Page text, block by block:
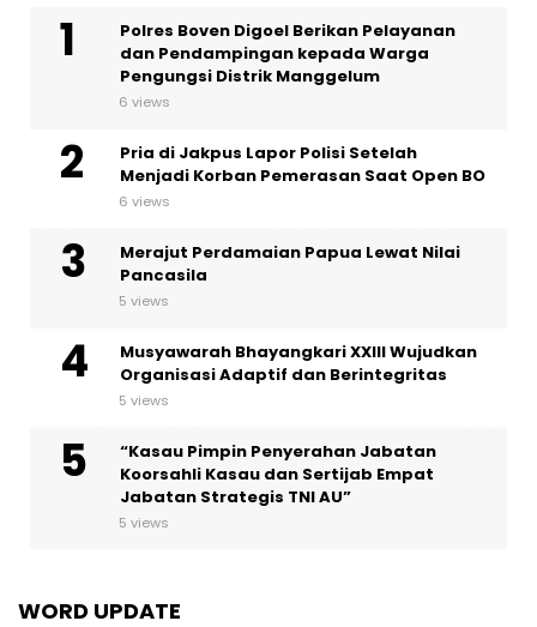
Polres Boven Digoel Berikan Pelayanan
dan Pendampingan kepada Warga
Pengungsi Distrik Manggelum
6 views
Pria di Jakpus Lapor Polisi Setelah
Menjadi Korban Pemerasan Saat Open BO
6 views
Merajut Perdamaian Papua Lewat Nilai
Pancasila
5 views
Musyawarah Bhayangkari XXIII Wujudkan
Organisasi Adaptif dan Berintegritas
5 views
“Kasau Pimpin Penyerahan Jabatan
Koorsahli Kasau dan Sertijab Empat
Jabatan Strategis TNI AU”
5 views
WORD UPDATE